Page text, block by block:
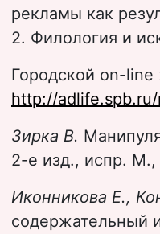
рекламы как
2. Филология и
Городской on-
http://
Зирка В.
2-е изд., испр. М.,
Иконникова Е.,
содержательный